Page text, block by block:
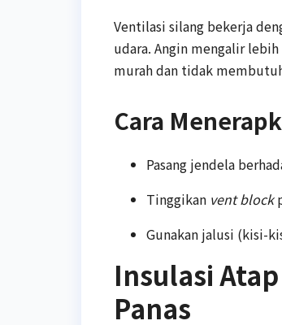
Ventilasi silang bekerja
udara. Angin mengalir
murah dan tidak
Cara
Pasang jendela
Tinggikan vent block
Gunakan jalusi (kisi-
Insulasi
Panas